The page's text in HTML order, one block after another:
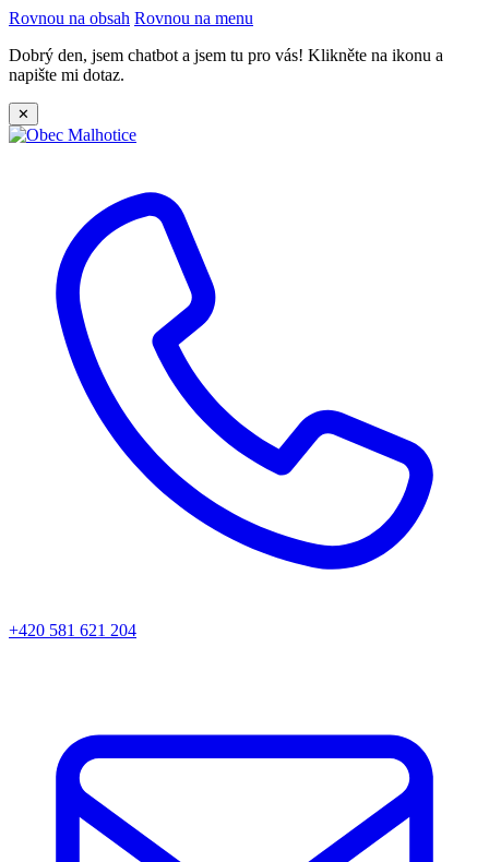
Rovnou na obsah Rovnou na menu
Dobrý den, jsem chatbot a jsem tu pro vás! Klikněte na ikonu a
napište mi dotaz.
✕
+420 581 621 204